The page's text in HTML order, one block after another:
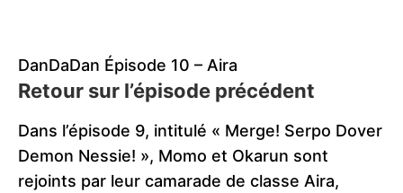
DanDaDan Épisode 10 – Aira
Retour sur l’épisode précédent
Dans l’épisode 9, intitulé « Merge! Serpo Dover
Demon Nessie! », Momo et Okarun sont
rejoints par leur camarade de classe Aira,